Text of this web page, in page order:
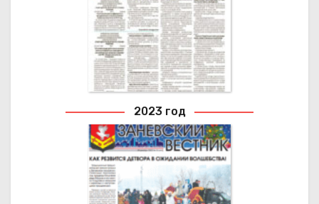
Архивные выпуски газеты
2023 год
2023 ГОД
Архивные выпуски газеты